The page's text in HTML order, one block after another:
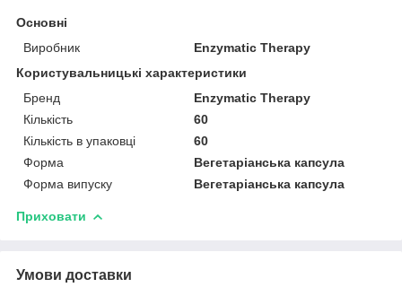
Основні
Виробник
Enzymatic Therapy
Користувальницькі характеристики
Бренд
Enzymatic Therapy
Кількість
60
Кількість в упаковці
60
Форма
Вегетаріанська капсула
Форма випуску
Вегетаріанська капсула
Приховати
Умови доставки